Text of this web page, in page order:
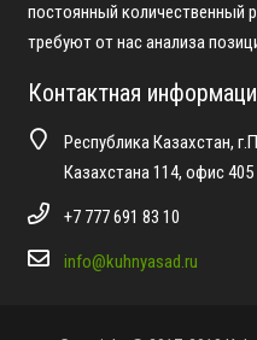
постоянный количественный
требуют от нас анализа
Контактная
Республика Казахстан,
Казахстана 114, офис 405
+7 777 691 83 10
info@kuhnyasad.ru